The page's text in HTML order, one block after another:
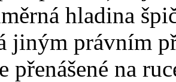
hladina
jiným právním
na